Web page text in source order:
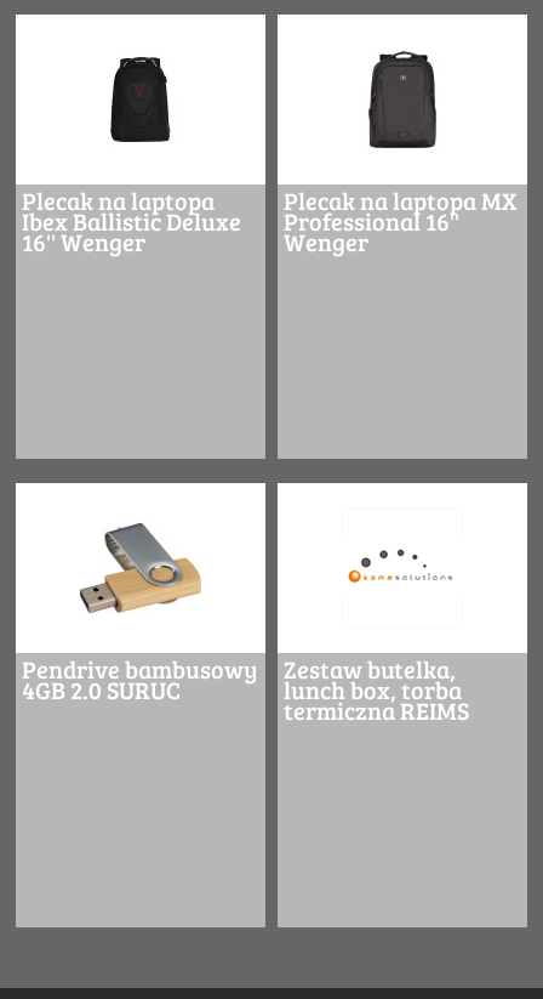
Plecak na laptopa
Ibex Ballistic Deluxe
16'' Wenger
Plecak na laptopa MX
Professional 16''
Wenger
Pendrive bambusowy
4GB 2.0 SURUC
Zestaw butelka,
lunch box, torba
termiczna REIMS